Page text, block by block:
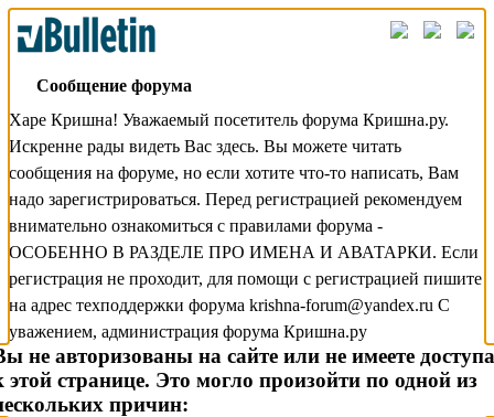
Сообщение форума
Харе Кришна! Уважаемый посетитель форума Кришна.ру.
Искренне рады видеть Вас здесь. Вы можете читать
сообщения на форуме, но если хотите что-то написать, Вам
надо зарегистрироваться. Перед регистрацией рекомендуем
внимательно ознакомиться с правилами форума -
ОСОБЕННО В РАЗДЕЛЕ ПРО ИМЕНА И АВАТАРКИ. Если
регистрация не проходит, для помощи с регистрацией пишите
на адрес техподдержки форума krishna-forum@yandex.ru С
уважением, администрация форума Кришна.ру
не авторизованы на сайте или не имеете доступа
этой странице. Это могло произойти по одной из
причин: